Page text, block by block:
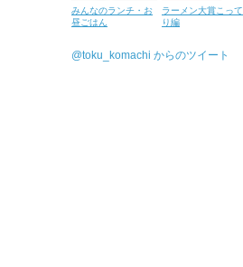
みんなのランチ・お
昼ごはん
ラーメン大賞こって
り編
@toku_komachi からのツイート